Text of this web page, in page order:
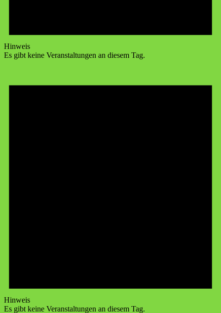
Hinweis
Es gibt keine Veranstaltungen an diesem Tag.
Hinweis
Es gibt keine Veranstaltungen an diesem Tag.